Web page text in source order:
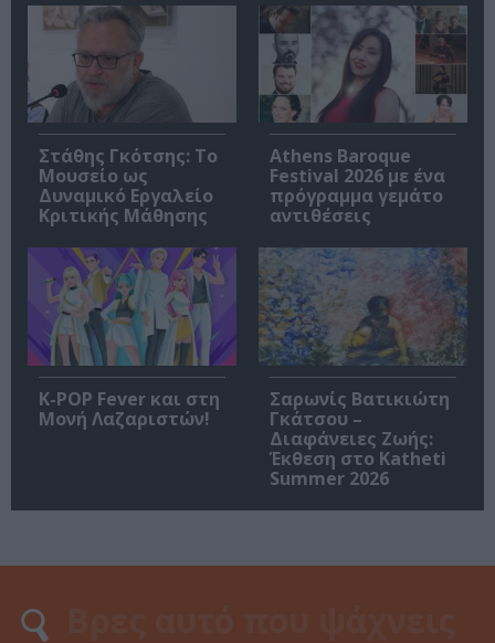
Στάθης Γκότσης: Το
Μουσείο ως
Δυναμικό Εργαλείο
Κριτικής Μάθησης
Athens Baroque
Festival 2026 με ένα
πρόγραμμα γεμάτο
αντιθέσεις
K-POP Fever και στη
Μονή Λαζαριστών!
Σαρωνίς Βατικιώτη
Γκάτσου –
Διαφάνειες Ζωής:
Έκθεση στο Katheti
Summer 2026